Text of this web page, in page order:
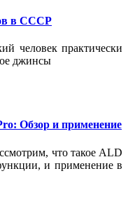
в СССР
человек практически
джинсы
Обзор и применение
что такое ALD
и применение в